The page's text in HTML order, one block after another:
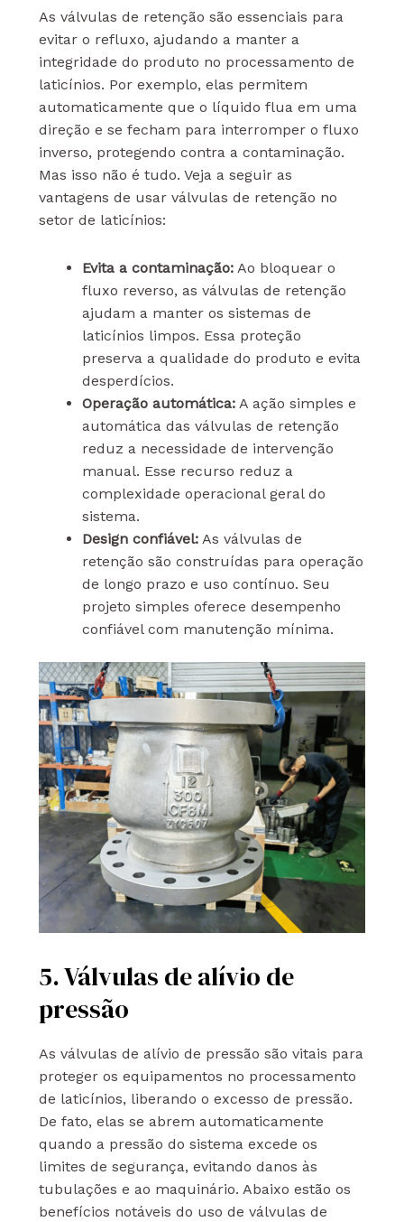
As válvulas de retenção são essenciais para
evitar o refluxo, ajudando a manter a
integridade do produto no processamento de
laticínios. Por exemplo, elas permitem
automaticamente que o líquido flua em uma
direção e se fecham para interromper o fluxo
inverso, protegendo contra a contaminação.
Mas isso não é tudo. Veja a seguir as
vantagens de usar válvulas de retenção no
setor de laticínios:
Evita a contaminação:Ao bloquear o
fluxo reverso, as válvulas de retenção
ajudam a manter os sistemas de
laticínios limpos. Essa proteção
preserva a qualidade do produto e evita
desperdícios.
Operação automática:A ação simples e
automática das válvulas de retenção
reduz a necessidade de intervenção
manual. Esse recurso reduz a
complexidade operacional geral do
sistema.
Design confiável:As válvulas de
retenção são construídas para operação
de longo prazo e uso contínuo. Seu
projeto simples oferece desempenho
confiável com manutenção mínima.
5. Válvulas de alívio de
pressão
As válvulas de alívio de pressão são vitais para
proteger os equipamentos no processamento
de laticínios, liberando o excesso de pressão.
De fato, elas se abrem automaticamente
quando a pressão do sistema excede os
limites de segurança, evitando danos às
tubulações e ao maquinário. Abaixo estão os
benefícios notáveis do uso de válvulas de